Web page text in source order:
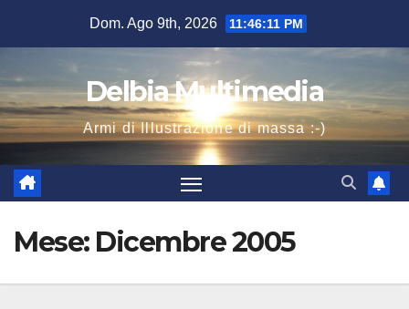
Dom. Ago 9th, 2026 11:46:11 PM
Delbia Multimedia
Armi di Illustrazione di massa :-)
Mese: Dicembre 2005